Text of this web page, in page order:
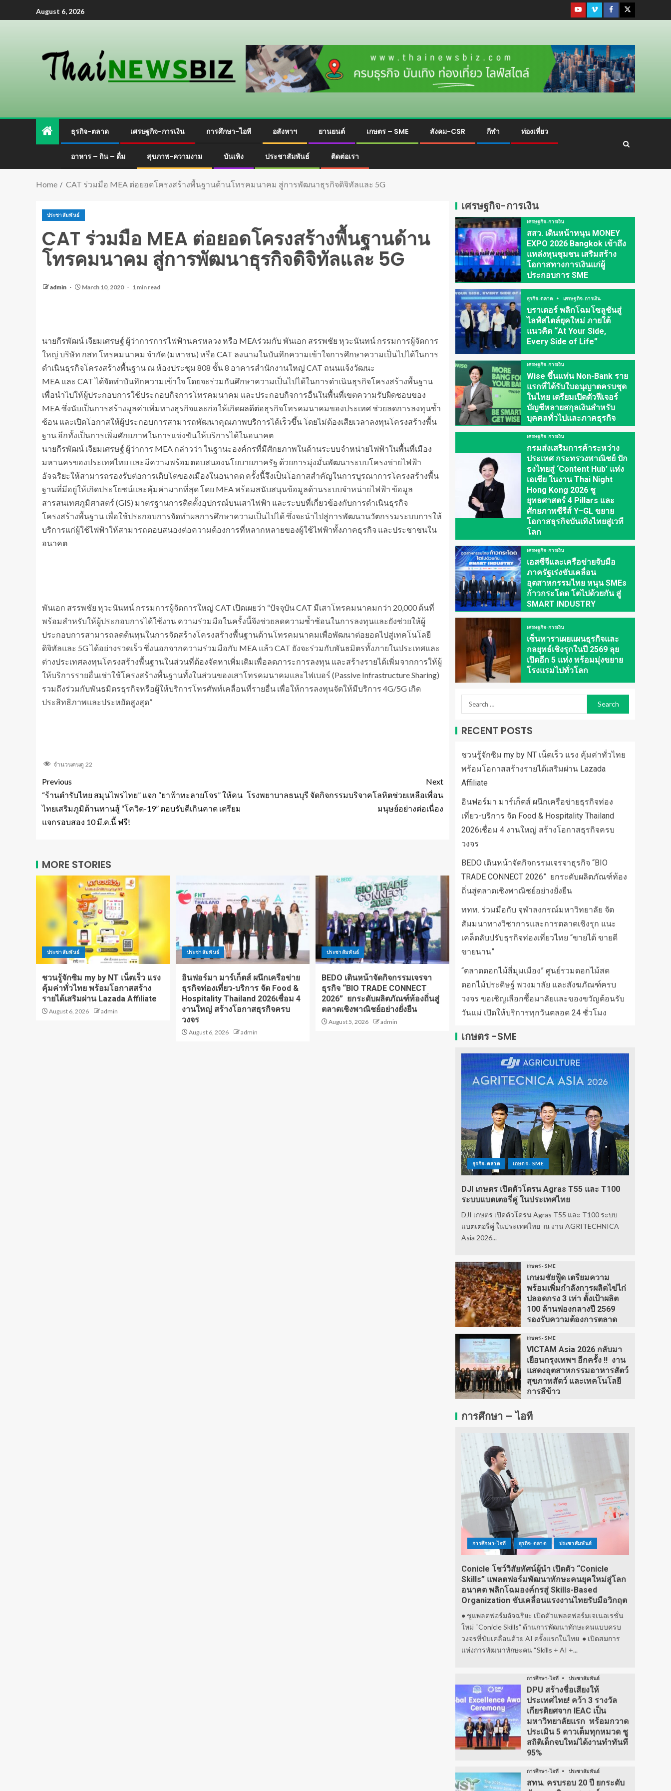
August 6, 2026
ธุรกิจ-ตลาด เศรษฐกิจ-การเงิน การศึกษา-ไอที อสังหาฯ ยานยนต์ เกษตร – SME สังคม-CSR กีฬา ท่องเที่ยว
อาหาร – กิน – ดื่ม สุขภาพ-ความงาม บันเทิง ประชาสัมพันธ์ ติดต่อเรา
Home CAT ร่วมมือ MEA ต่อยอดโครงสร้างพื้นฐานด้านโทรคมนาคม สู่การพัฒนาธุรกิจดิจิทัลและ 5G
ประชาสัมพันธ์
CAT ร่วมมือ MEA ต่อยอดโครงสร้างพื้นฐานด้าน
โทรคมนาคม สู่การพัฒนาธุรกิจดิจิทัลและ 5G
admin March 10, 2020 1 min read
นายกีรพัฒน์ เจียมเศรษฐ์ ผู้ว่าการการไฟฟ้านครหลวง หรือ MEAร่วมกับ พันเอก สรรพชัย หุวะนันทน์ กรรมการผู้จัดการ
ใหญ่ บริษัท กสท โทรคมนาคม จำกัด (มหาชน) หรือ CAT ลงนามในบันทึกความเข้าใจการศึกษาความเป็นไปได้ในการ
ดำเนินธุรกิจโครงสร้างพื้นฐาน ณ ห้องประชุม 808 ชั้น 8 อาคารสำนักงานใหญ่ CAT ถนนแจ้งวัฒนะ
MEA และ CAT ได้จัดทำบันทึกความเข้าใจ โดยจะร่วมกันศึกษาความเป็นไปได้ในการดำเนินธุรกิจโครงสร้างพื้นฐาน
เพื่อนำไปให้ผู้ประกอบการใช้ประกอบกิจการโทรคมนาคม และประกอบกิจการอื่นในพื้นที่เขตความรับผิดชอบของ
MEA ซึ่งนับเป็นการสร้างมูลค่าเพิ่มทางธุรกิจและก่อให้เกิดผลดีต่อธุรกิจโทรคมนาคมของประเทศ ช่วยลดการลงทุนซ้ำ
ซ้อน และเปิดโอกาสให้ผู้ประกอบการสามารถพัฒนาคุณภาพบริการได้เร็วขึ้น โดยไม่ต้องเสียเวลาลงทุนโครงสร้างพื้น
ฐาน อีกทั้งเป็นการเพิ่มศักยภาพในการแข่งขันให้บริการได้ในอนาคต
นายกีรพัฒน์ เจียมเศรษฐ์ ผู้ว่าการ MEA กล่าวว่า ในฐานะองค์กรที่มีศักยภาพในด้านระบบจำหน่ายไฟฟ้าในพื้นที่เมือง
มหานครของประเทศไทย และมีความพร้อมตอบสนองนโยบายภาครัฐ ด้วยการมุ่งมั่นพัฒนาระบบโครงข่ายไฟฟ้า
อัจฉริยะให้สามารถรองรับต่อการเติบโตของเมืองในอนาคต ครั้งนี้จึงเป็นโอกาสสำคัญในการบูรณาการโครงสร้างพื้น
ฐานที่มีอยู่ให้เกิดประโยชน์และคุ้มค่ามากที่สุด โดย MEA พร้อมสนับสนุนข้อมูลด้านระบบจำหน่ายไฟฟ้า ข้อมูล
สารสนเทศภูมิศาสตร์ (GIS) มาตรฐานการติดตั้งอุปกรณ์บนเสาไฟฟ้า และระบบที่เกี่ยวข้องกับการดำเนินธุรกิจ
โครงสร้างพื้นฐาน เพื่อใช้ประกอบการจัดทำผลการศึกษาความเป็นไปได้ ซึ่งจะนำไปสู่การพัฒนานวัตกรรมระบบการให้
บริการแก่ผู้ใช้ไฟฟ้าให้สามารถตอบสนองต่อความต้องการที่หลากหลายของผู้ใช้ไฟฟ้าทั้งภาคธุรกิจ และประชาชนใน
อนาคต
พันเอก สรรพชัย หุวะนันทน์ กรรมการผู้จัดการใหญ่ CAT เปิดเผยว่า “ปัจจุบัน CAT มีเสาโทรคมนาคมกว่า 20,000 ต้นที่
พร้อมสำหรับให้ผู้ประกอบการได้ใช้งาน ความร่วมมือในครั้งนี้จึงช่วยลดความซ้ำซ้อนในการลงทุนและยังช่วยให้ผู้
ประกอบการสามารถลดต้นทุนในการจัดสร้างโครงสร้างพื้นฐานด้านโทรคมนาคมเพื่อพัฒนาต่อยอดไปสู่เทคโนโลยี
ดิจิทัลและ 5G ได้อย่างรวดเร็ว ซึ่งนอกจากความร่วมมือกับ MEA แล้ว CAT ยังจะร่วมกับพันธมิตรทั้งภายในประเทศและ
ต่างประเทศลงทุนโครงสร้างพื้นฐานในส่วนที่ต้องจัดหาเพิ่มเติมเพื่อลดภาระการลงทุน และสร้างรายได้เพิ่มจากการให้ผู้
ให้บริการรายอื่นเช่าใช้โครงสร้างพื้นฐานทั้งในส่วนของเสาโทรคมนาคมและไฟเบอร์ (Passive Infrastructure Sharing)
รวมถึงร่วมกับพันธมิตรธุรกิจหรือผู้ให้บริการโทรศัพท์เคลื่อนที่รายอื่น เพื่อให้การลงทุนจัดให้มีบริการ 4G/5G เกิด
ประสิทธิภาพและประหยัดสูงสุด”
จำนวนคนดู 22
Previous
“ร้านตำรับไทย สมุนไพรไทย” แจก “ยาฟ้าทะลายโจร” ให้คน
ไทยเสริมภูมิต้านทานสู้ “โควิด-19” ตอบรับดีเกินคาด เตรียม
แจกรอบสอง 10 มี.ค.นี้ ฟรี!
Next
โรงพยาบาลธนบุรี จัดกิจกรรมบริจาคโลหิตช่วยเหลือเพื่อน
มนุษย์อย่างต่อเนื่อง
MORE STORIES
ประชาสัมพันธ์
ชวนรู้จักซิม my by NT เน็ตเร็ว แรง
คุ้มค่าทั่วไทย พร้อมโอกาสสร้าง
รายได้เสริมผ่าน Lazada Affiliate
August 6, 2026 admin
ประชาสัมพันธ์
อินฟอร์มา มาร์เก็ตส์ ผนึกเครือข่าย
ธุรกิจท่องเที่ยว-บริการ จัด Food &
Hospitality Thailand 2026เชื่อม 4
งานใหญ่ สร้างโอกาสธุรกิจครบ
วงจร
August 6, 2026 admin
ประชาสัมพันธ์
BEDO เดินหน้าจัดกิจกรรมเจรจา
ธุรกิจ “BIO TRADE CONNECT
2026” ยกระดับผลิตภัณฑ์ท้องถิ่นสู่
ตลาดเชิงพาณิชย์อย่างยั่งยืน
August 5, 2026 admin
เศรษฐกิจ-การเงิน
เศรษฐกิจ-การเงิน
สสว. เดินหน้าหนุน MONEY
EXPO 2026 Bangkok เข้าถึง
แหล่งทุนชุมชน เสริมสร้าง
โอกาสทางการเงินแก่ผู้
ประกอบการ SME
ธุรกิจ-ตลาด เศรษฐกิจ-การเงิน
บราเดอร์ พลิกโฉมโซลูชันสู่
ไลฟ์สไตล์ยุคใหม่ ภายใต้
แนวคิด “At Your Side,
Every Side of Life”
เศรษฐกิจ-การเงิน
Wise ขึ้นแท่น Non-Bank ราย
แรกที่ได้รับใบอนุญาตครบชุด
ในไทย เตรียมเปิดตัวฟีเจอร์
บัญชีหลายสกุลเงินสำหรับ
บุคคลทั่วไปและภาคธุรกิจ
เศรษฐกิจ-การเงิน
กรมส่งเสริมการค้าระหว่าง
ประเทศ กระทรวงพาณิชย์ ปัก
ธงไทยสู่ ‘Content Hub’ แห่ง
เอเชีย ในงาน Thai Night
Hong Kong 2026 ชู
ยุทธศาสตร์ 4 Pillars และ
ศักยภาพซีรีส์ Y–GL ขยาย
โอกาสธุรกิจบันเทิงไทยสู่เวที
โลก
เศรษฐกิจ-การเงิน
เอสซีจีและเครือข่ายจับมือ
ภาครัฐเร่งขับเคลื่อน
อุตสาหกรรมไทย หนุน SMEs
ก้าวกระโดด โตไปด้วยกัน สู่
SMART INDUSTRY
เศรษฐกิจ-การเงิน
เซ็นทาราเผยแผนธุรกิจและ
กลยุทธ์เชิงรุกในปี 2569 ลุย
เปิดอีก 5 แห่ง พร้อมมุ่งขยาย
โรงแรมไปทั่วโลก
RECENT POSTS
ชวนรู้จักซิม my by NT เน็ตเร็ว แรง คุ้มค่าทั่วไทย
พร้อมโอกาสสร้างรายได้เสริมผ่าน Lazada
Affiliate
อินฟอร์มา มาร์เก็ตส์ ผนึกเครือข่ายธุรกิจท่อง
เที่ยว-บริการ จัด Food & Hospitality Thailand
2026เชื่อม 4 งานใหญ่ สร้างโอกาสธุรกิจครบ
วงจร
BEDO เดินหน้าจัดกิจกรรมเจรจาธุรกิจ “BIO
TRADE CONNECT 2026” ยกระดับผลิตภัณฑ์ท้อง
ถิ่นสู่ตลาดเชิงพาณิชย์อย่างยั่งยืน
ททท. ร่วมมือกับ จุฬาลงกรณ์มหาวิทยาลัย จัด
สัมมนาทางวิชาการและการตลาดเชิงรุก แนะ
เคล็ดลับปรับธุรกิจท่องเที่ยวไทย “ขายได้ ขายดี
ขายนาน”
“ตลาดดอกไม้สี่มุมเมือง” ศูนย์รวมดอกไม้สด
ดอกไม้ประดิษฐ์ พวงมาลัย และสังฆภัณฑ์ครบ
วงจร ขอเชิญเลือกซื้อมาลัยและของขวัญต้อนรับ
วันแม่ เปิดให้บริการทุกวันตลอด 24 ชั่วโมง
เกษตร -SME
ธุรกิจ-ตลาด เกษตร - SME
DJI เกษตร เปิดตัวโดรน Agras T55 และ T100
ระบบแบตเตอรี่คู่ ในประเทศไทย
DJI เกษตร เปิดตัวโดรน Agras T55 และ T100 ระบบ
แบตเตอรี่คู่ ในประเทศไทย ณ งาน AGRITECHNICA
Asia 2026...
เกษตร - SME
เกษมชัยฟู้ด เตรียมความ
พร้อมเพิ่มกำลังการผลิตไข่ไก่
ปลอดกรง 3 เท่า ตั้งเป้าผลิต
100 ล้านฟองกลางปี 2569
รองรับความต้องการตลาด
เกษตร - SME
VICTAM Asia 2026 กลับมา
เยือนกรุงเทพฯ อีกครั้ง !! งาน
แสดงอุตสาหกรรมอาหารสัตว์
สุขภาพสัตว์ และเทคโนโลยี
การสีข้าว
การศึกษา – ไอที
การศึกษา-ไอที ธุรกิจ-ตลาด ประชาสัมพันธ์
Conicle โชว์วิสัยทัศน์ผู้นำ เปิดตัว “Conicle
Skills” แพลตฟอร์มพัฒนาทักษะคนยุคใหม่สู่โลก
อนาคต พลิกโฉมองค์กรสู่ Skills-Based
Organization ขับเคลื่อนแรงงานไทยรับมือวิกฤต
● ชูแพลตฟอร์มอัจฉริยะ เปิดตัวแพลตฟอร์มเจเนอเรชั่น
ใหม่ “Conicle Skills” ด้านการพัฒนาทักษะคนแบบครบ
วงจรที่ขับเคลื่อนด้วย AI ครั้งแรกในไทย ● เปิดสมการ
แห่งการพัฒนาทักษะคน “Skills + AI +...
การศึกษา-ไอที ประชาสัมพันธ์
DPU สร้างชื่อเสียงให้
ประเทศไทย! คว้า 3 รางวัล
เกียรติยศจาก IEAC เป็น
มหาวิทยาลัยแรก พร้อมกวาด
ประเมิน 5 ดาวเต็มทุกหมวด ชู
สถิติเด็กจบใหม่ได้งานทำทันที
95%
การศึกษา-ไอที ประชาสัมพันธ์
สทน. ครบรอบ 20 ปี ยกระดับ